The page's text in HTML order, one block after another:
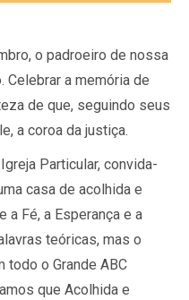
o padroeiro de nossa
Celebrar a memória de
de que, seguindo seus
a coroa da justiça.
Particular, convida-
casa de acolhida e
a Fé, a Esperança e a
teóricas, mas o
todo o Grande ABC
que Acolhida e